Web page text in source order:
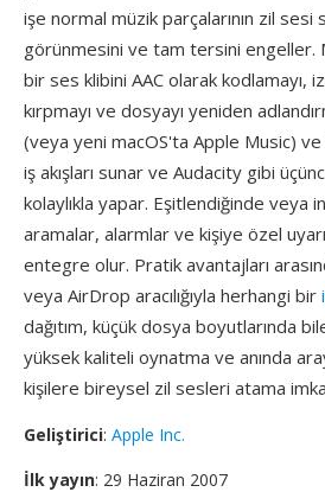
işe normal müzik parçalarının zil sesi
görünmesini ve tam tersini engeller.
bir ses klibini AAC olarak kodlamayı,
kırpmayı ve dosyayı yeniden
(veya yeni macOS'ta Apple Music)
iş akışları sunar ve Audacity gibi
kolaylıkla yapar. Eşitlendiğinde veya
aramalar, alarmlar ve kişiye özel
entegre olur. Pratik avantajları
veya AirDrop aracılığıyla herhangi bir
dağıtım, küçük dosya boyutlarında
yüksek kaliteli oynatma ve anında
kişilere bireysel zil sesleri atama
Geliştirici: Apple Inc.
İlk yayın: 29 Haziran 2007